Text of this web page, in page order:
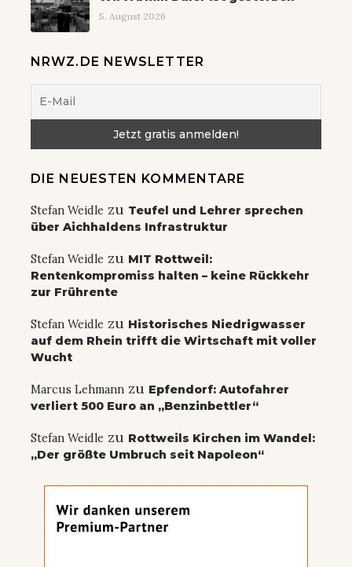
5. August 2026
NRWZ.DE NEWSLETTER
DIE NEUESTEN KOMMENTARE
Stefan Weidle zu Teufel und Lehrer sprechen
über Aichhaldens Infrastruktur
Stefan Weidle zu MIT Rottweil:
Rentenkompromiss halten – keine Rückkehr
zur Frührente
Stefan Weidle zu Historisches Niedrigwasser
auf dem Rhein trifft die Wirtschaft mit voller
Wucht
Marcus Lehmann zu Epfendorf: Autofahrer
verliert 500 Euro an „Benzinbettler“
Stefan Weidle zu Rottweils Kirchen im Wandel:
„Der größte Umbruch seit Napoleon“